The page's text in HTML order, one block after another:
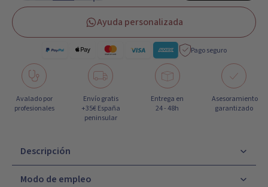
Ayuda personalizada
Pago seguro
Avalado por
profesionales
Envío gratis
+35€ España
peninsular
Entrega en
24 - 48h
Asesoramiento
garantizado
Descripción
Modo de empleo